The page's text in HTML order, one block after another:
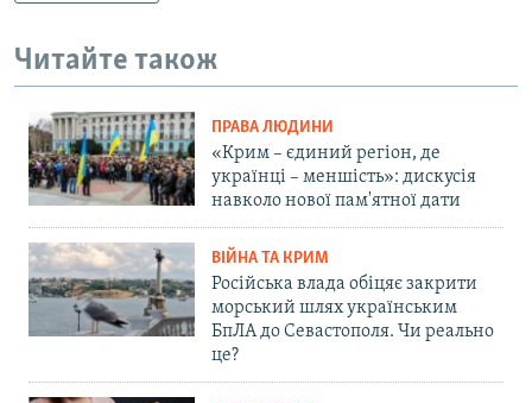
Читайте також
ПРАВА ЛЮДИНИ
«Крим – єдиний регіон, де
українці – меншість»: дискусія
навколо нової пам'ятної дати
ВІЙНА ТА КРИМ
Російська влада обіцяє закрити
морський шлях українським
БпЛА до Севастополя. Чи реально
це?